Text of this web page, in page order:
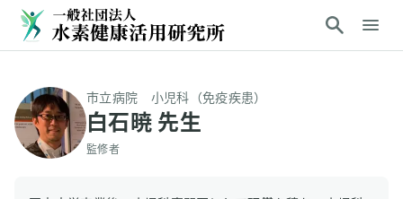
市立病院 小児科（免疫疾患）
白石暁 先生
監修者